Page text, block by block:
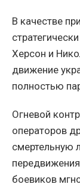
В качестве
Херсон и
движение
полностью
Огневой
операторов
смертельную
боевиков